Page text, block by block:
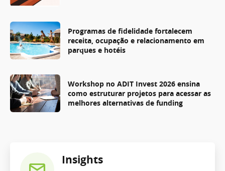
Programas de fidelidade fortalecem
receita, ocupação e relacionamento em
parques e hotéis
Workshop no ADIT Invest 2026 ensina
como estruturar projetos para acessar as
melhores alternativas de funding
Insights